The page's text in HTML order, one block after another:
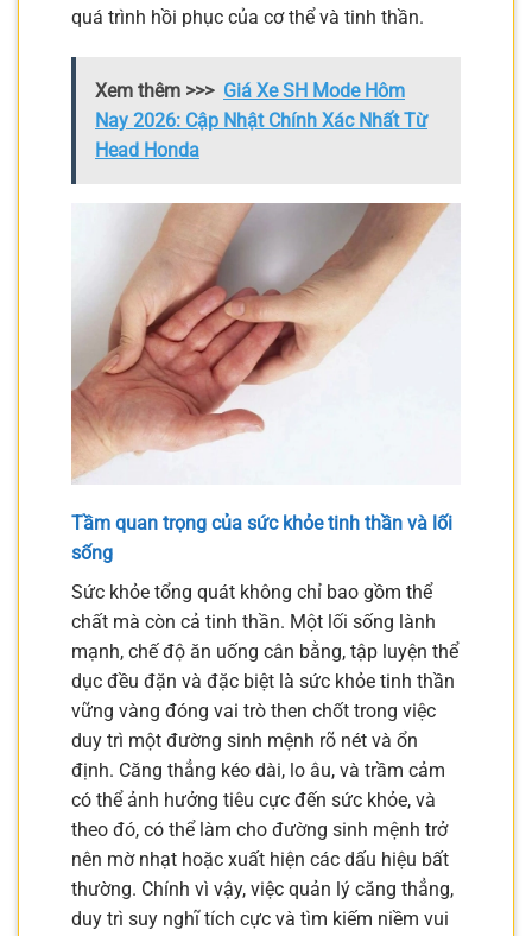
quá trình hồi phục của cơ thể và tinh thần.
Xem thêm >>> Giá Xe SH Mode Hôm
Nay 2026: Cập Nhật Chính Xác Nhất Từ
Head Honda
Tầm quan trọng của sức khỏe tinh thần và lối
sống
Sức khỏe tổng quát không chỉ bao gồm thể
chất mà còn cả tinh thần. Một lối sống lành
mạnh, chế độ ăn uống cân bằng, tập luyện thể
dục đều đặn và đặc biệt là sức khỏe tinh thần
vững vàng đóng vai trò then chốt trong việc
duy trì một đường sinh mệnh rõ nét và ổn
định. Căng thẳng kéo dài, lo âu, và trầm cảm
có thể ảnh hưởng tiêu cực đến sức khỏe, và
theo đó, có thể làm cho đường sinh mệnh trở
nên mờ nhạt hoặc xuất hiện các dấu hiệu bất
thường. Chính vì vậy, việc quản lý căng thẳng,
duy trì suy nghĩ tích cực và tìm kiếm niềm vui